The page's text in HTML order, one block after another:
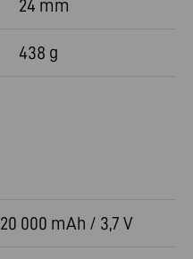
24 mm
438 g
20 000 mAh / 3,7 V